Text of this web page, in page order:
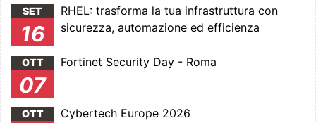
SET
16
RHEL: trasforma la tua infrastruttura con
sicurezza, automazione ed efficienza
OTT
07
Fortinet Security Day - Roma
OTT Cybertech Europe 2026